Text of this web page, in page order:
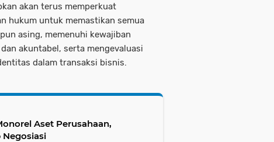
akan terus memperkuat
hukum untuk memastikan semua
asing, memenuhi kewajiban
akuntabel, serta mengevaluasi
dalam transaksi bisnis.
Aset Perusahaan,